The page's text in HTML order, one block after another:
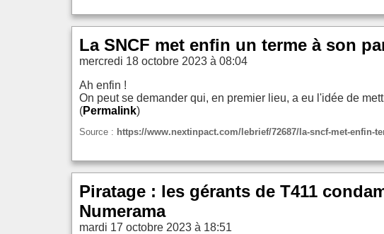
La SNCF met enfin un terme à son
mercredi 18 octobre 2023 à 08:04
Ah enfin !
On peut se demander qui, en premier lieu, a eu l'idée de
(Permalink)
Source : https://www.nextinpact.com/lebrief/72687/la-sncf-met-enfin-
Piratage : les gérants de T411
Numerama
mardi 17 octobre 2023 à 18:51